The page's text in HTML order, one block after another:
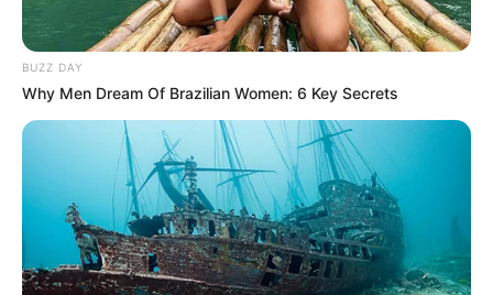
BUZZ DAY
Why Men Dream Of Brazilian Women: 6 Key Secrets